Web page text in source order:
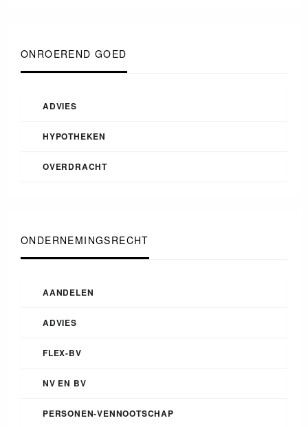
ONROEREND GOED
ADVIES
HYPOTHEKEN
OVERDRACHT
ONDERNEMINGSRECHT
AANDELEN
ADVIES
FLEX-BV
NV EN BV
PERSONEN-VENNOOTSCHAP